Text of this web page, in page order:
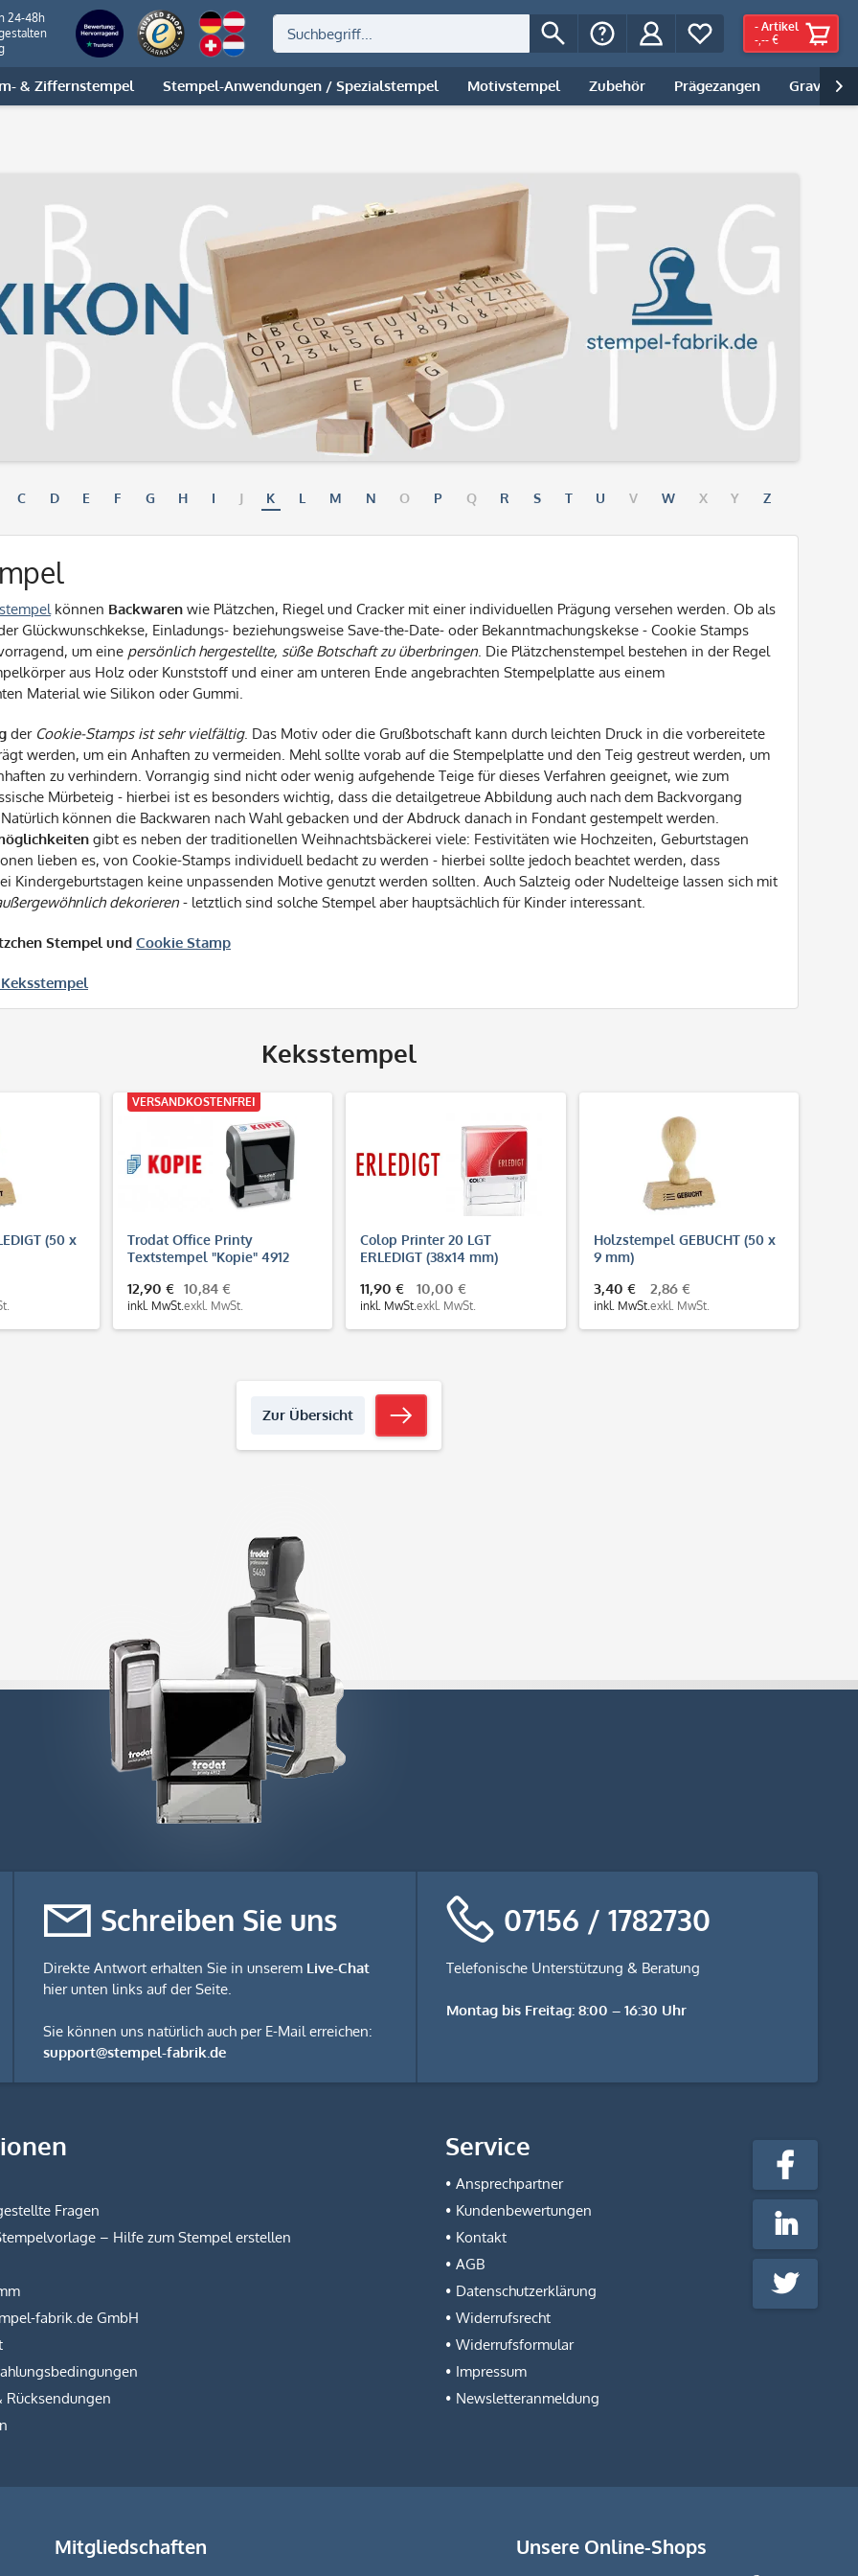
24-48h
- Artikel
-,-- €
& Ziffernstempel Stempel-Anwendungen / Spezialstempel Motivstempel Zubehör Prägezangen Gravur |

C D E F G H I J K L M N O P Q R S T U V W X Y Z
können Backwaren wie Plätzchen, Riegel und Cracker mit einer individuellen Prägung versehen werden. Ob als
Glückwunschkekse, Einladungs- beziehungsweise Save-the-Date- oder Bekanntmachungskekse - Cookie Stamps
um eine persönlich hergestellte, süße Botschaft zu überbringen. Die Plätzchenstempel bestehen in der Regel
aus Holz oder Kunststoff und einer am unteren Ende angebrachten Stempelplatte aus einem
Material wie Silikon oder Gummi.
der Cookie-Stamps ist sehr vielfältig. Das Motiv oder die Grußbotschaft kann durch leichten Druck in die vorbereitete
werden, um ein Anhaften zu vermeiden. Mehl sollte vorab auf die Stempelplatte und den Teig gestreut werden, um
zu verhindern. Vorrangig sind nicht oder wenig aufgehende Teige für dieses Verfahren geeignet, wie zum
Mürbeteig - hierbei ist es besonders wichtig, dass die detailgetreue Abbildung auch nach dem Backvorgang
können die Backwaren nach Wahl gebacken und der Abdruck danach in Fondant gestempelt werden.
gibt es neben der traditionellen Weihnachtsbäckerei viele: Festivitäten wie Hochzeiten, Geburtstagen
lieben es, von Cookie-Stamps individuell bedacht zu werden - hierbei sollte jedoch beachtet werden, dass
Kindergeburtstagen keine unpassenden Motive genutzt werden sollten. Auch Salzteig oder Nudelteige lassen sich mit
dekorieren - letztlich sind solche Stempel aber hauptsächlich für Kinder interessant.
Stempel und Cookie Stamp
Keksstempel
Keksstempel
(50 x
VERSANDKOSTENFREI
Trodat Office Printy
Textstempel "Kopie" 4912
12,90 €
inkl. MwSt.
10,84 €
exkl. MwSt.
Colop Printer 20 LGT
ERLEDIGT (38x14 mm)
11,90 €
inkl. MwSt.
10,00 €
exkl. MwSt.
Holzstempel GEBUCHT (50 x
9 mm)
3,40 €
inkl. MwSt.
2,86 €
exkl. MwSt.
Zur Übersicht
Schreiben Sie uns
Direkte Antwort erhalten Sie in unserem Live-Chat
hier unten links auf der Seite.
Sie können uns natürlich auch per E-Mail erreichen:
support@stempel-fabrik.de
07156 / 1782730
Telefonische Unterstützung & Beratung
Montag bis Freitag: 8:00 – 16:30 Uhr
Fragen
– Hilfe zum Stempel erstellen
fabrik.de GmbH
Rücksendungen
Service
Ansprechpartner
Kundenbewertungen
Kontakt
AGB
Datenschutzerklärung
Widerrufsrecht
Widerrufsformular
Impressum
Newsletteranmeldung
stempel-
fabrik.de
@Social
Media
Facebook
LinkedIn
Twitter
Mitgliedschaften Unsere Online-Shops